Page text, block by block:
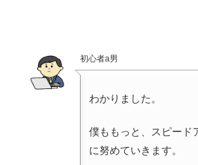
初心者a男
わかりました。
僕ももっと、スピード
に努めていきます。